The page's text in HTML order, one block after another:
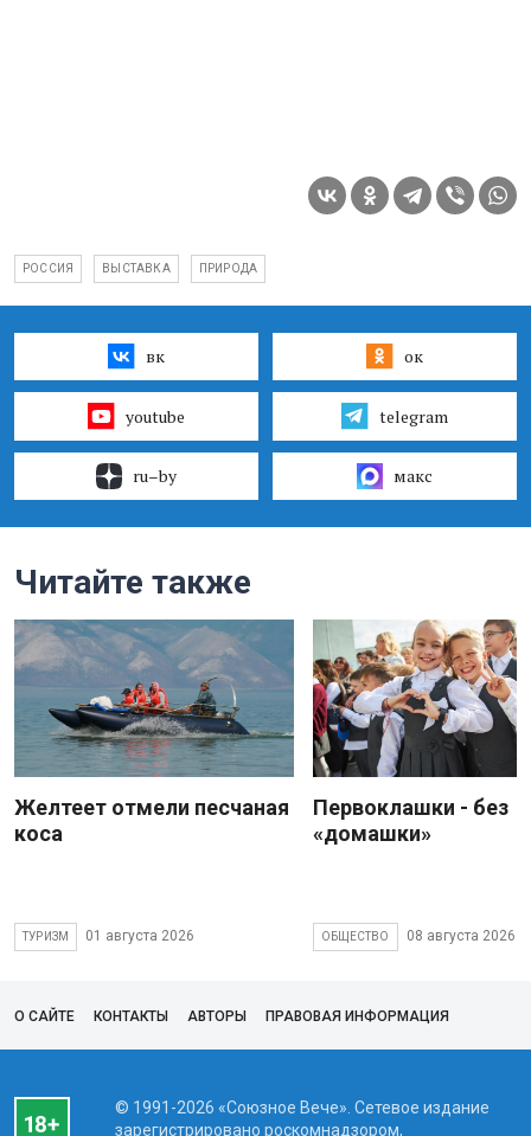
РОССИЯ ВЫСТАВКА ПРИРОДА
вк ок
youtube telegram
ru–by макс
Читайте также
Желтеет отмели песчаная
коса
ТУРИЗМ 01 августа 2026
Первоклашки - без
«домашки»
ОБЩЕСТВО 08 августа 2026
О САЙТЕ КОНТАКТЫ АВТОРЫ ПРАВОВАЯ ИНФОРМАЦИЯ
© 1991-2026 «Союзное Вече». Сетевое издание
зарегистрировано роскомнадзором,